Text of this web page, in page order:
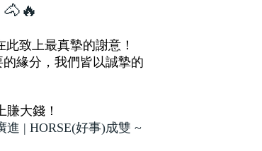
🐴🔥
致上最真摯的謝意！
緣分，我們皆以誠摯的
大錢！
| HORSE(好事)成雙 ~